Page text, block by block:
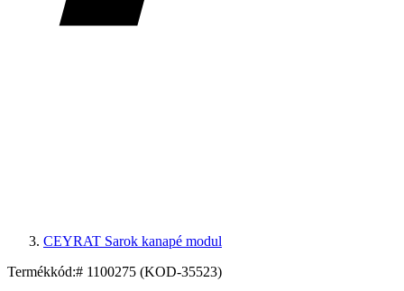
CEYRAT Sarok kanapé modul
Termékkód:# 1100275 (KOD-35523)